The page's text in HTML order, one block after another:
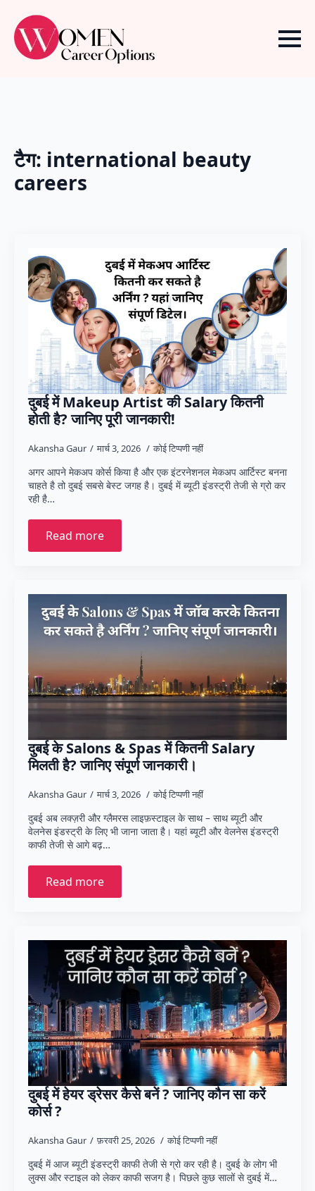
टैग: international beauty
careers
दुबई में Makeup Artist की Salary कितनी
होती है? जानिए पूरी जानकारी!
Akansha Gaur मार्च 3, 2026 कोई टिप्पणी नहीं
अगर आपने मेकअप कोर्स किया है और एक इंटरनेशनल मेकअप आर्टिस्ट बनना
चाहते है तो दुबई सबसे बेस्ट जगह है। दुबई में ब्यूटी इंडस्ट्री तेजी से ग्रो कर
रही है…
Read more
दुबई के Salons & Spas में कितनी Salary
मिलती है? जानिए संपूर्ण जानकारी।
Akansha Gaur मार्च 3, 2026 कोई टिप्पणी नहीं
दुबई अब लक्ज़री और ग्लैमरस लाइफ़स्टाइल के साथ – साथ ब्यूटी और
वेलनेस इंडस्ट्री के लिए भी जाना जाता है। यहां ब्यूटी और वेलनेस इंडस्ट्री
काफी तेजी से आगे बढ़…
Read more
दुबई में हेयर ड्रेसर कैसे बनें ? जानिए कौन सा करें
कोर्स ?
Akansha Gaur फ़रवरी 25, 2026 कोई टिप्पणी नहीं
दुबई में आज ब्यूटी इंडस्ट्री काफी तेजी से ग्रो कर रही है। दुबई के लोग भी
लुक्स और स्टाइल को लेकर काफी सजग है। पिछले कुछ सालों से दुबई में…